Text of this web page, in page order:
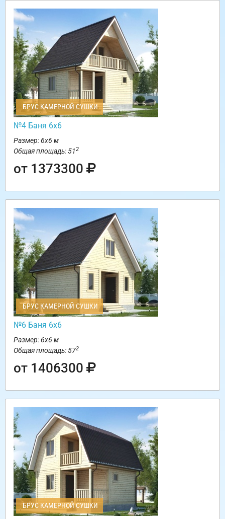
БРУС КАМЕРНОЙ СУШКИ
№4 Баня 6х6
Размер: 6х6 м
Общая площадь: 512
от 1373300
БРУС КАМЕРНОЙ СУШКИ
№6 Баня 6х6
Размер: 6х6 м
Общая площадь: 572
от 1406300
БРУС КАМЕРНОЙ СУШКИ